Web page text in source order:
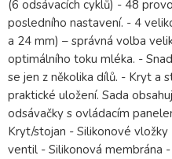
(6 odsávacích cyklů) - 48
posledního nastavení. - 4
a 24 mm) – správná volba
optimálního toku mléka. -
se jen z několika dílů. - Kryt a
praktické uložení. Sada
odsávačky s ovládacím
Kryt/stojan - Silikonové
ventil - Silikonová membrána